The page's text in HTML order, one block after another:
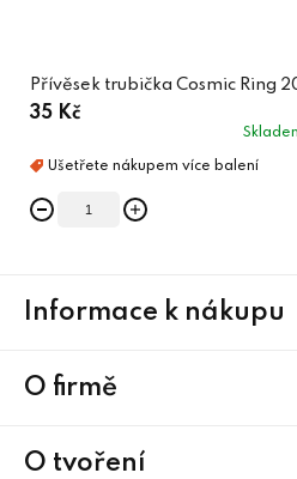
Přívěsek trubička Cosmic Ring
35 Kč
Informace k nákupu
O firmě
O tvoření